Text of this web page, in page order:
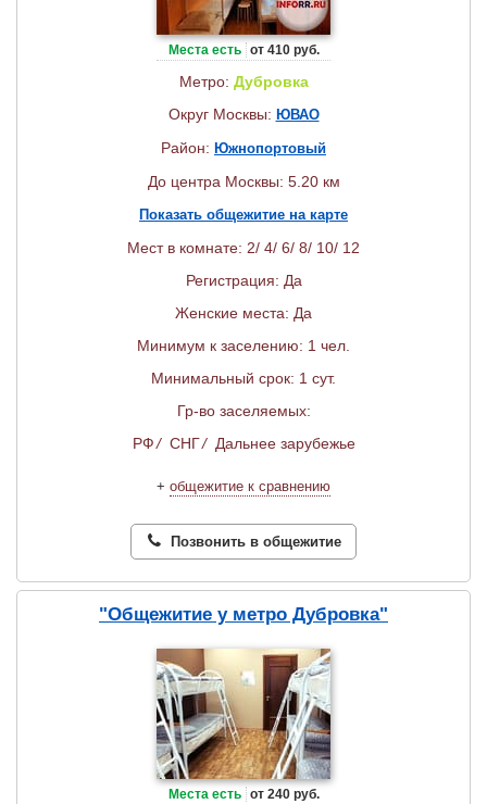
Места есть от 410 руб.
Метро: Дубровка
Округ Москвы: ЮВАО
Район: Южнопортовый
До центра Москвы: 5.20 км
Показать общежитие на карте
Мест в комнате: 2/ 4/ 6/ 8/ 10/ 12
Регистрация: Да
Женские места: Да
Минимум к заселению: 1 чел.
Минимальный срок: 1 сут.
Гр-во заселяемых:
РФ/ СНГ/ Дальнее зарубежье
+ общежитие к сравнению
Позвонить в общежитие
"Общежитие у метро Дубровка"
Места есть от 240 руб.